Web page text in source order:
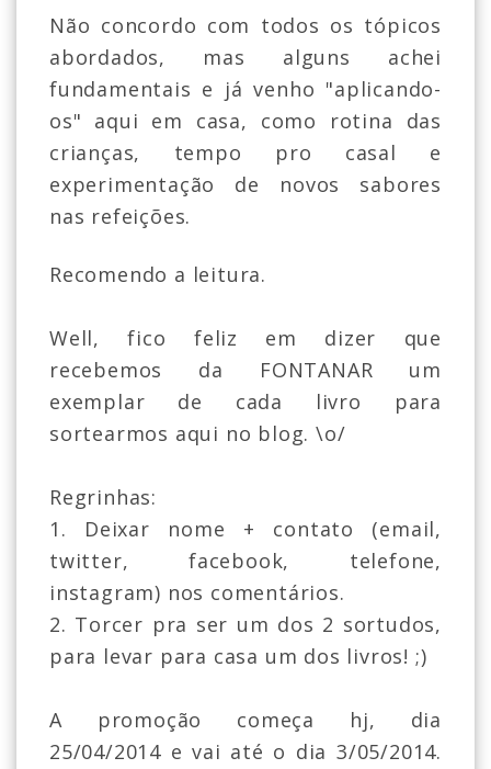
Não concordo com todos os tópicos
abordados, mas alguns achei
fundamentais e já venho "aplicando-
os" aqui em casa, como rotina das
crianças, tempo pro casal e
experimentação de novos sabores
nas refeições.
Recomendo a leitura.
Well, fico feliz em dizer que
recebemos da FONTANAR um
exemplar de cada livro para
sortearmos aqui no blog. \o/
Regrinhas:
1. Deixar nome + contato (email,
twitter, facebook, telefone,
instagram) nos comentários.
2. Torcer pra ser um dos 2 sortudos,
para levar para casa um dos livros! ;)
A promoção começa hj, dia
25/04/2014 e vai até o dia 3/05/2014.